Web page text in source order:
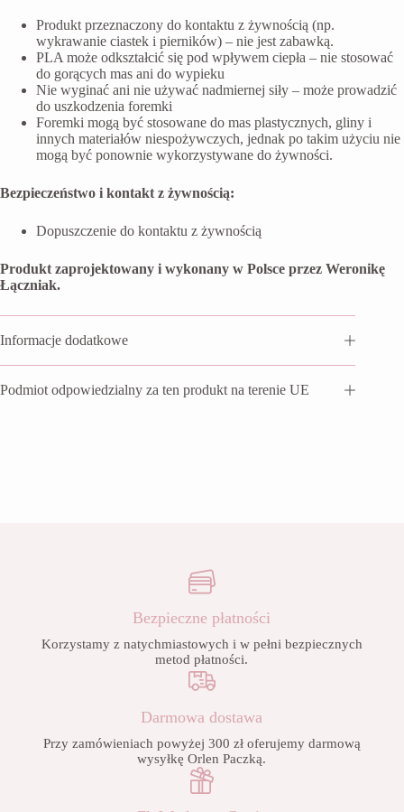
Produkt przeznaczony do kontaktu z żywnością (np.
wykrawanie ciastek i pierników) – nie jest zabawką.
PLA może odkształcić się pod wpływem ciepła – nie stosować
do gorących mas ani do wypieku
Nie wyginać ani nie używać nadmiernej siły – może prowadzić
do uszkodzenia foremki
Foremki mogą być stosowane do mas plastycznych, gliny i
innych materiałów niespożywczych, jednak po takim użyciu nie
mogą być ponownie wykorzystywane do żywności.
Bezpieczeństwo i kontakt z żywnością:
Dopuszczenie do kontaktu z żywnością
Produkt zaprojektowany i wykonany w Polsce przez Weronikę
Łączniak.
Informacje dodatkowe
Podmiot odpowiedzialny za ten produkt na terenie UE
Bezpieczne płatności
Korzystamy z natychmiastowych i w pełni bezpiecznych
metod płatności.
Darmowa dostawa
Przy zamówieniach powyżej 300 zł oferujemy darmową
wysyłkę Orlen Paczką.